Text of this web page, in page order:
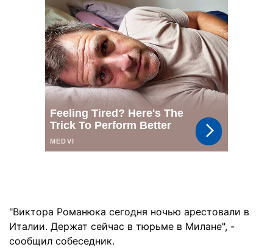
"Виктора Романюка сегодня ночью арестовали в
Италии. Держат сейчас в тюрьме в Милане", -
сообщил собеседник.